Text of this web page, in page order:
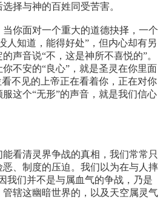
择与神的百姓同受苦害。
你面对一个重大的道德抉择，一个
人知道，能得好处”，但内心却有另
声音说“不，这是神所不喜悦的”。
不安的“良心”，就是圣灵在你里面
不见的上帝正在看着你，正在对你
这个“无形”的声音，就是我们信心
看清灵界争战的真相，我们常常只
、制度的压迫。我们以为在与人摔
我们并不是与属血气的争战，乃是
辖这幽暗世界的，以及天空属灵气